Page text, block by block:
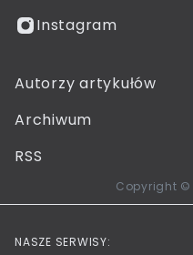
Instagram
Autorzy artykułów
Archiwum
RSS
Copyright ©
NASZE SERWISY: